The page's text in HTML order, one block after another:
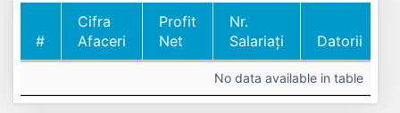
#
Cifra
Afaceri
Profit
Net
Nr.
Salariați
Datorii
Afaceri
Net
Nr.
Salariați
Datorii
No data available in table